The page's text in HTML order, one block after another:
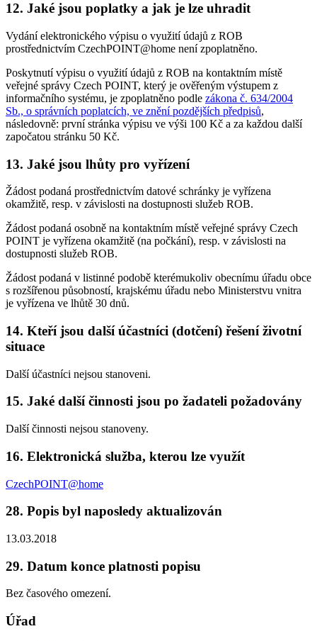
12. Jaké jsou poplatky a jak je lze uhradit
Vydání elektronického výpisu o využití údajů z ROB
prostřednictvím CzechPOINT@home není zpoplatněno.
Poskytnutí výpisu o využití údajů z ROB na kontaktním místě
veřejné správy Czech POINT, který je ověřeným výstupem z
informačního systému, je zpoplatněno podle zákona č. 634/2004
Sb., o správních poplatcích, ve znění pozdějších předpisů,
následovně: první stránka výpisu ve výši 100 Kč a za každou další
započatou stránku 50 Kč.
13. Jaké jsou lhůty pro vyřízení
Žádost podaná prostřednictvím datové schránky je vyřízena
okamžitě, resp. v závislosti na dostupnosti služeb ROB.
Žádost podaná osobně na kontaktním místě veřejné správy Czech
POINT je vyřízena okamžitě (na počkání), resp. v závislosti na
dostupnosti služeb ROB.
Žádost podaná v listinné podobě kterémukoliv obecnímu úřadu obce
s rozšířenou působností, krajskému úřadu nebo Ministerstvu vnitra
je vyřízena ve lhůtě 30 dnů.
14. Kteří jsou další účastníci (dotčení) řešení životní
situace
Další účastníci nejsou stanoveni.
15. Jaké další činnosti jsou po žadateli požadovány
Další činnosti nejsou stanoveny.
16. Elektronická služba, kterou lze využít
CzechPOINT@home
28. Popis byl naposledy aktualizován
13.03.2018
29. Datum konce platnosti popisu
Bez časového omezení.
Úřad